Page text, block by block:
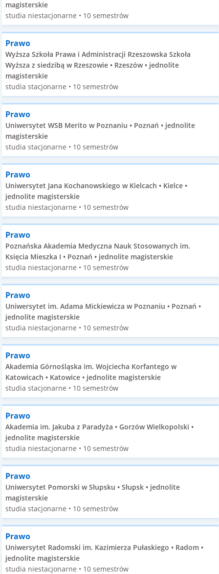
magisterskie
studia niestacjonarne • 10 semestrów
Prawo
Wyższa Szkoła Prawa i Administracji Rzeszowska Szkoła
Wyższa z siedzibą w Rzeszowie • Rzeszów • jednolite
magisterskie
studia stacjonarne • 10 semestrów
Prawo
Uniwersytet WSB Merito w Poznaniu • Poznań • jednolite
magisterskie
studia stacjonarne • 10 semestrów
Prawo
Uniwersytet Jana Kochanowskiego w Kielcach • Kielce •
jednolite magisterskie
studia niestacjonarne • 10 semestrów
Prawo
Poznańska Akademia Medyczna Nauk Stosowanych im.
Księcia Mieszka I • Poznań • jednolite magisterskie
studia niestacjonarne • 10 semestrów
Prawo
Uniwersytet im. Adama Mickiewicza w Poznaniu • Poznań •
jednolite magisterskie
studia niestacjonarne • 10 semestrów
Prawo
Akademia Górnośląska im. Wojciecha Korfantego w
Katowicach • Katowice • jednolite magisterskie
studia stacjonarne • 10 semestrów
Prawo
Akademia im. Jakuba z Paradyża • Gorzów Wielkopolski •
jednolite magisterskie
studia niestacjonarne • 10 semestrów
Prawo
Uniwersytet Pomorski w Słupsku • Słupsk • jednolite
magisterskie
studia stacjonarne • 10 semestrów
Prawo
Uniwersytet Radomski im. Kazimierza Pułaskiego • Radom •
jednolite magisterskie
studia niestacjonarne • 10 semestrów